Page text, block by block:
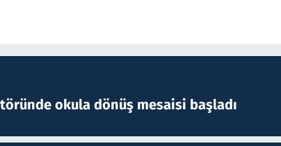
okula dönüş mesaisi başladı